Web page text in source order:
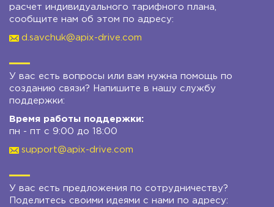
расчет индивидуального тарифного плана,
сообщите нам об этом по адресу:
d.savchuk@apix-drive.com
У вас есть вопросы или вам нужна помощь по
созданию связи? Напишите в нашу службу
поддержки:
Время работы поддержки:
пн - пт с 9:00 до 18:00
support@apix-drive.com
У вас есть предложения по сотрудничеству?
Поделитесь своими идеями с нами по адресу: